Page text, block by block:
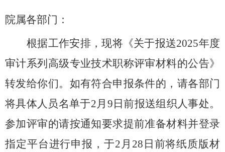
院属各部门：
根据工作安排，现将《关于报送2025年度
审计系列高级专业技术职称评审材料的公告》
转发给你们。如有符合申报条件的，请各部门
将具体人员名单于2 月 9 日前报送组织人事处。
参加评审的请按通知要求提前准备材料并登录
指定平台进行申报，于2 月 28 日前将纸质版材